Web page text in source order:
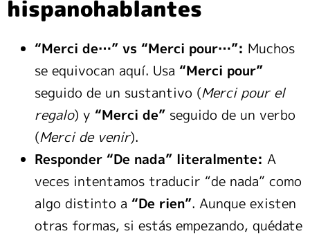
hispanohablantes
“Merci de…” vs “Merci pour…”: Muchos
se equivocan aquí. Usa “Merci pour”
seguido de un sustantivo (Merci pour el
regalo) y “Merci de” seguido de un verbo
(Merci de venir).
Responder “De nada” literalmente: A
veces intentamos traducir “de nada” como
algo distinto a “De rien”. Aunque existen
otras formas, si estás empezando, quédate